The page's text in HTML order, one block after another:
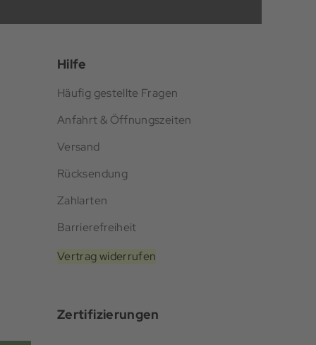
Hilfe
Häufig gestellte Fragen
Anfahrt & Öffnungszeiten
Versand
Rücksendung
Zahlarten
Barrierefreiheit
Vertrag widerrufen
Zertifizierungen